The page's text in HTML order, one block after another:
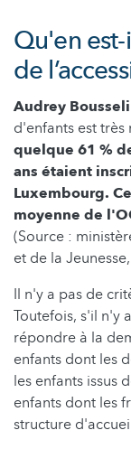
Qu'en
de
Audrey
d'enfants est
quelque 61 %
ans étaient
Luxembourg.
moyenne de
(Source :
et de la
Il n'y a pas de
Toutefois, s'il n'y
répondre à la
enfants dont les
les enfants issus
enfants dont les
structure